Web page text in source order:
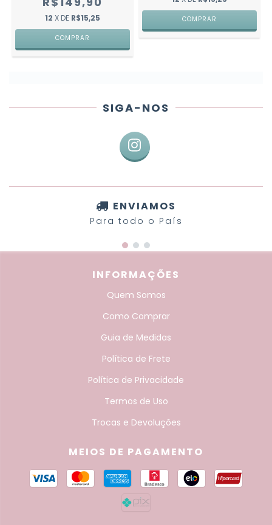
12 X DE R$15,25
COMPRAR
COMPRAR
SIGA-NOS
ENVIAMOS
Para todo o País
INFORMAÇÕES
Quem Somos
Como Comprar
Guia de Medidas
Política de Frete
Política de Privacidade
Termos de Uso
Trocas e Devoluções
MEIOS DE PAGAMENTO